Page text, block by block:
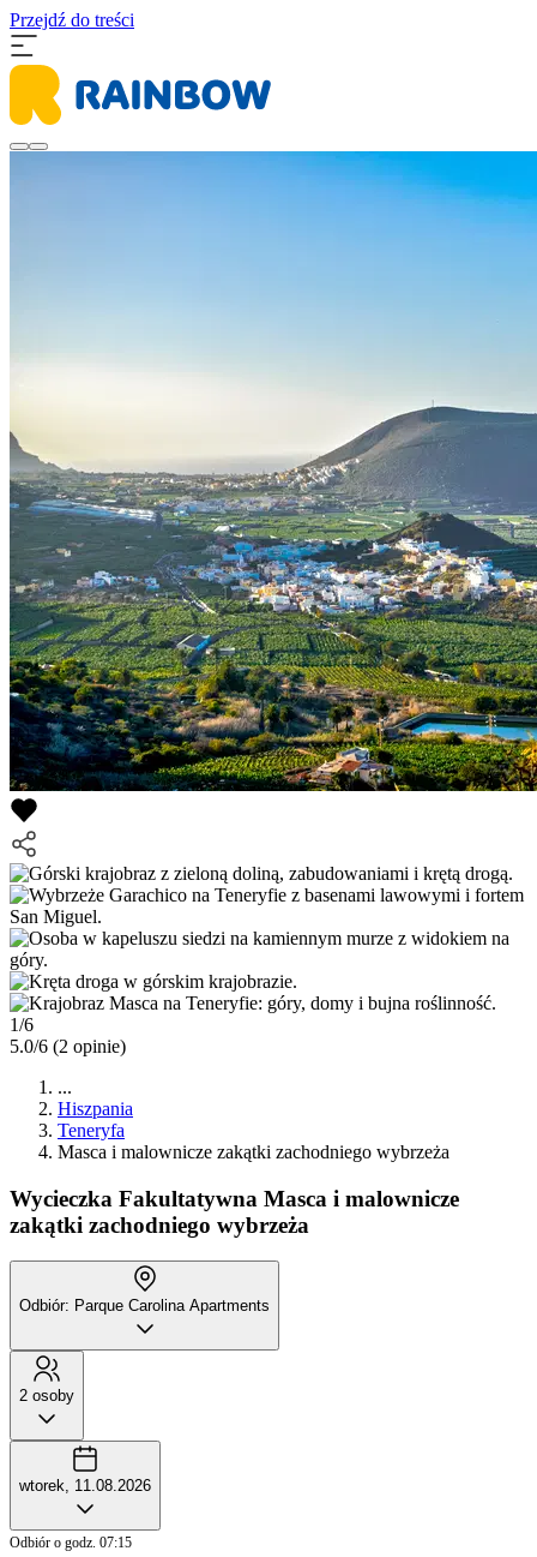
Przejdź do treści
1/6
5.0/6 (2 opinie)
...
Hiszpania
Teneryfa
Masca i malownicze zakątki zachodniego wybrzeża
Wycieczka Fakultatywna Masca i malownicze
zakątki zachodniego wybrzeża
Odbiór: Parque Carolina Apartments
2 osoby
wtorek, 11.08.2026
Odbiór o godz. 07:15